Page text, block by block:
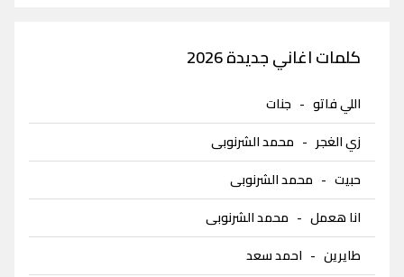
كلمات اغاني جديدة 2026
اللي فاتو - جنات
زي الغجر - محمد الشرنوبى
حبيت - محمد الشرنوبى
انا هعمل - محمد الشرنوبى
طايرين - احمد سعد